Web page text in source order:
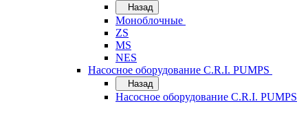
Назад
Моноблочные
ZS
MS
NES
Насосное оборудование C.R.I. PUMPS
Назад
Насосное оборудование C.R.I. PUMPS